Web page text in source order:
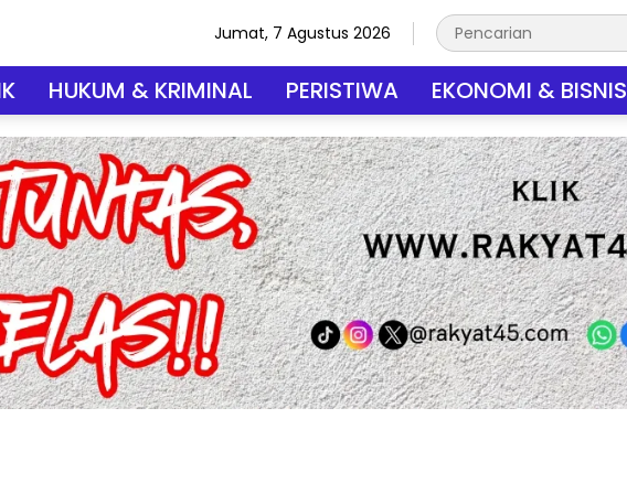
Jumat, 7 Agustus 2026
HUKUM & KRIMINAL PERISTIWA EKONOMI & BISNIS